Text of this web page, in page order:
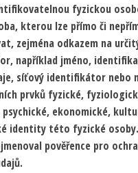
fyzickou
kterou lze přímo či
zejména odkazem na
například jméno,
síťový identifikátor nebo
prvků fyzické,
ekonomické,
identity této fyzické osoby.
pověřence pro